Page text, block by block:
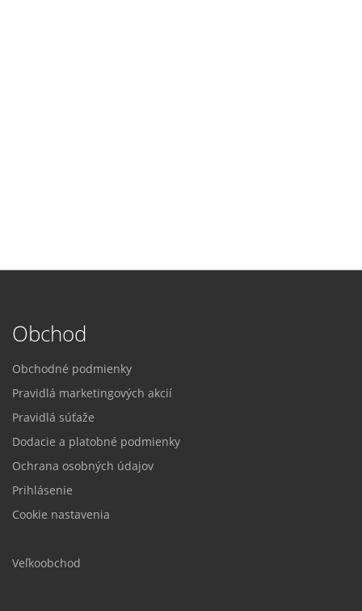
Obchod
Obchodné podmienky
Pravidlá marketingových akcií
Pravidlá súťaže
Dodacie a platobné podmienky
Ochrana osobných údajov
Prihlásenie
Cookie nastavenia
Veľkoobchod